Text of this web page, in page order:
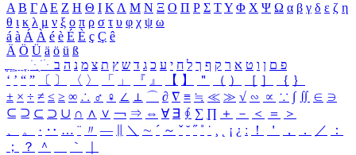
Α Β ΓΔ Ε Ζ Η Θ Ι ΚΛ Μ Ν Ξ Ο Π Ρ Σ ΤΥ Φ Χ Ψ Ω α β γ δ ε ζ η
θ ι κ λ μ ν ξ ο π ρ σ τ υ φ χ ψ ω
á à Á À é è É È ç Ç ê
Ä Ö Ü ä ö ü ß
ִֶֹ ֻּ ׁׂ פ ם ן ו ט א ר ק ף ך ל ח י ע כ ג ד ש ץ ת צ מ נ ה ב
‘ ’ “ ” 〔 〕 〈 〉 「 」 『 』 【 】 ＂ （ ） ［ ］ ｛ ｝
± × ÷ ≠ ≤ ≥ ∞ ∴ ♂ ♀ ∠ ⊥ ⌒ ∂ ∇ ≡ ≒ ≪ ≫ √ ∽ ∝ ∵ ∫ ∬ ∈ ∋
⊆ ⊇ ⊂ ⊃ ∪ ∩ ∧ ∨ ￢ ⇒ ⇔ ∀ ∃ ∮ ∑ ∏ ＋ － ＜ ＝
＞
、
。 · ‥ … ¨ 〃 ― ＼ ∼ ´ ～ ˇ ˘ ˝ ˚ ˙ ¸ ¡ ¿ ː ！ ＇ ， ． ／
：
；
？ ＾ ｀